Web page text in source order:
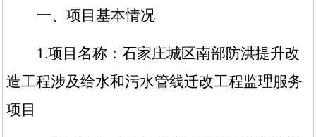
一、项目基本情况
1.项目名称： 石家庄城区南部防洪提升改
造工程涉及给水和污水管线迁改工程监理服务
项目